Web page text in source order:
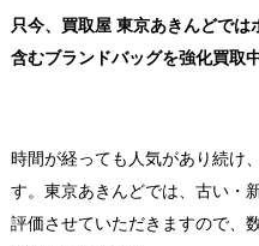
只今、買取屋 東京あきんどで
含むブランドバッグを強化買取
時間が経っても人気があり続け
す。東京あきんどでは、古い・
評価させていただきますので、